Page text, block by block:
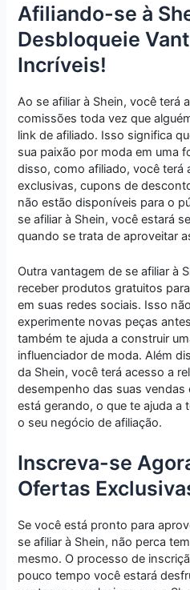
Afiliando-se à
Desbloqueie
Incríveis!
Ao se afiliar à Shein, você terá
comissões toda vez que
link de afiliado. Isso significa
sua paixão por moda em uma
disso, como afiliado, você terá
exclusivas, cupons de
não estão disponíveis para o
se afiliar à Shein, você estará
quando se trata de aproveitar
Outra vantagem de se afiliar à
receber produtos gratuitos
em suas redes sociais. Isso
experimente novas peças
também te ajuda a construir
influenciador de moda. Além
da Shein, você terá acesso a
desempenho das suas
está gerando, o que te ajuda a
o seu negócio de afiliação.
Inscreva-se
Ofertas
Se você está pronto para
se afiliar à Shein, não perca
mesmo. O processo de
pouco tempo você estará